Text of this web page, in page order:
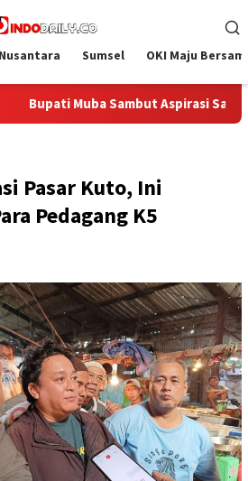
Nusantara Sumsel OKI Maju
Lembaga dan Masyarakat Muba
Pasar Kuto, Ini
Pedagang K5